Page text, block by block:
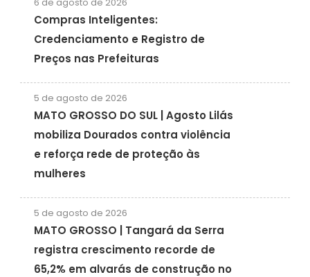
Compras Inteligentes:
Credenciamento e Registro de
Preços nas Prefeituras
5 de agosto de 2026
MATO GROSSO DO SUL | Agosto Lilás
mobiliza Dourados contra violência
e reforça rede de proteção às
mulheres
5 de agosto de 2026
MATO GROSSO | Tangará da Serra
registra crescimento recorde de
65,2% em alvarás de construção no